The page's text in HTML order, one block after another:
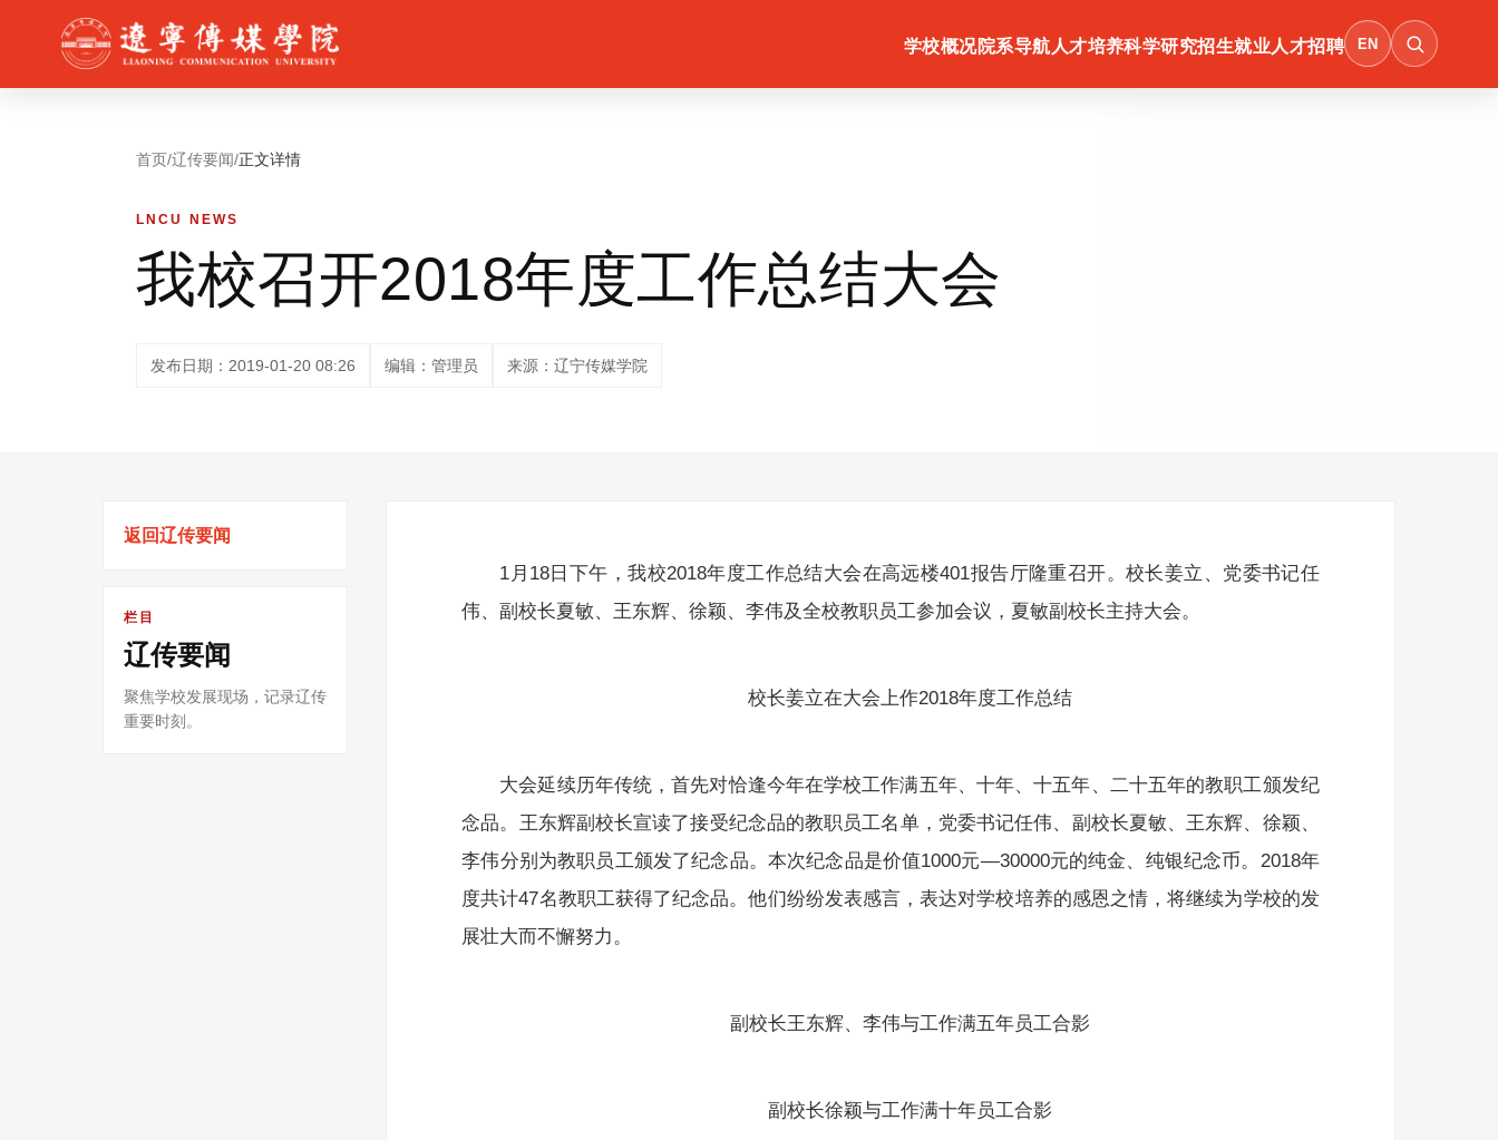
学校概况院系导航 人才培养科学研究招生就业人才招聘 EN
首页/辽传要闻/正文详情
LNCU NEWS
我校召开2018年度工作总结大会
发布日期：2019-01-20 08:26 编辑：管理员 来源：辽宁传媒学院
返回辽传要闻
栏目
辽传要闻
聚焦学校发展现场，记录辽传
重要时刻。
1月18日下午，我校2018年度工作总结大会在高远楼401报告厅隆重召开。校长姜立、党委书记任
伟、副校长夏敏、王东辉、徐颖、李伟及全校教职员工参加会议，夏敏副校长主持大会。
校长姜立在大会上作2018年度工作总结
大会延续历年传统，首先对恰逢今年在学校工作满五年、十年、十五年、二十五年的教职工颁发纪
念品。王东辉副校长宣读了接受纪念品的教职员工名单，党委书记任伟、副校长夏敏、王东辉、徐颖、
李伟分别为教职员工颁发了纪念品。本次纪念品是价值1000元—30000元的纯金、纯银纪念币。2018年
度共计47名教职工获得了纪念品。他们纷纷发表感言，表达对学校培养的感恩之情，将继续为学校的发
展壮大而不懈努力。
副校长王东辉、李伟与工作满五年员工合影
副校长徐颖与工作满十年员工合影